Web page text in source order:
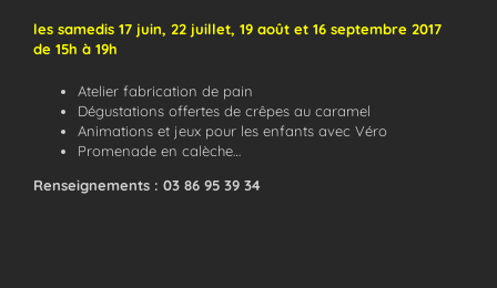
les samedis 17 juin, 22 juillet, 19 août et 16 septembre 2017
de 15h à 19h
Atelier fabrication de pain
Dégustations offertes de crêpes au caramel
Animations et jeux pour les enfants avec Véro
Promenade en calèche…
Renseignements : 03 86 95 39 34